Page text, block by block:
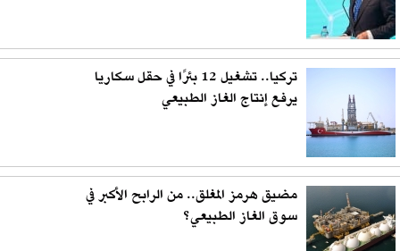
تركيا.. تشغيل 12 بئرًا في حقل سكاريا
يرفع إنتاج الغاز الطبيعي
مضيق هرمز المغلق.. من الرابح الأكبر في
سوق الغاز الطبيعي؟